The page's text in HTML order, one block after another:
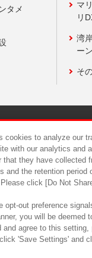
タメ
マ
リ
湾
ー
そ
食品のご
cookies to analyze our
with our analytics and
that they have
and the retention
click [Do Not
opt-out preference
you will be
agree to this
'Save Settings' and